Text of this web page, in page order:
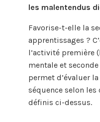
les malentendus
Favorise-t-elle la
apprentissages ?
l’activité première
mentale et
permet d’évaluer
séquence selon
définis ci-dessus.